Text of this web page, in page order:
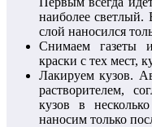
наиболее
слой наносился
Снимаем газеты
краски с тех мест,
Лакируем кузов.
растворителем,
кузов в
наносим только